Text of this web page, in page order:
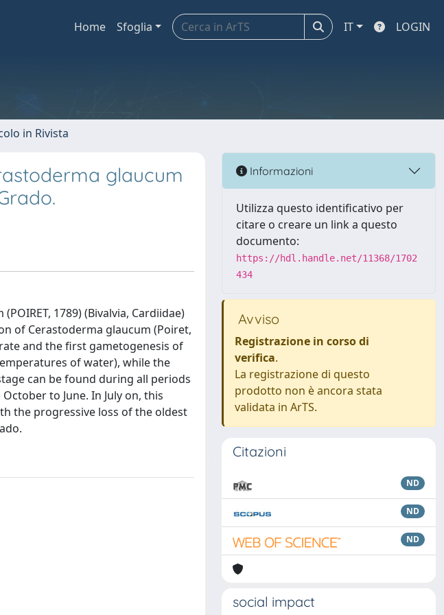
Home Sfoglia IT LOGIN
in Rivista
glaucum
1789) (Bivalvia, Cardiidae)
of Cerastoderma glaucum (Poiret,
and the first gametogenesis of
of water), while the
can be found during all periods
to June. In July on, this
the progressive loss of the oldest
Informazioni
Utilizza questo identificativo per
citare o creare un link a questo
documento:
https://hdl.handle.net/11368/1702
434
Avviso
Registrazione in corso di
verifica.
La registrazione di questo
prodotto non è ancora stata
validata in ArTS.
Citazioni
ND
ND
ND
social impact